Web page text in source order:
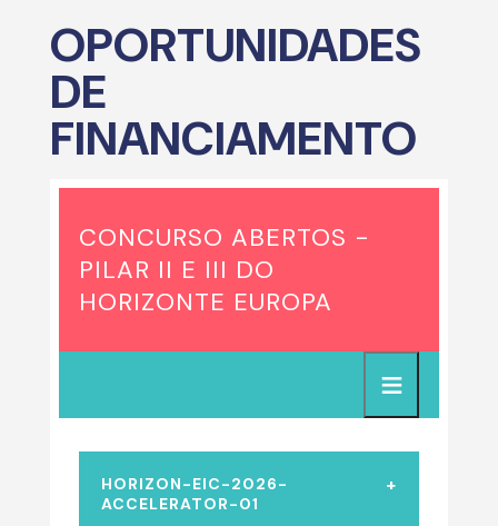
OPORTUNIDADES
DE
FINANCIAMENTO